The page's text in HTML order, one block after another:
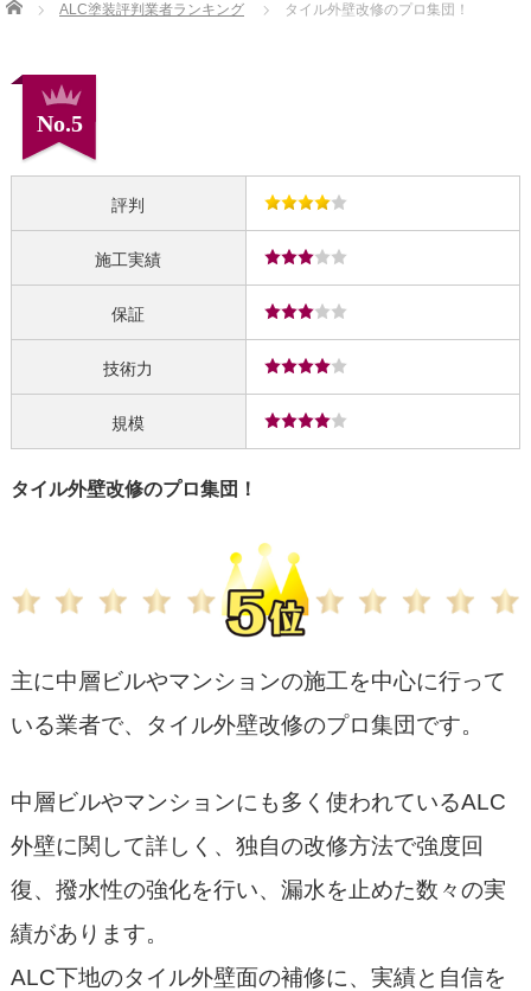
Home ALC塗装評判業者ランキング タイル外壁改修のプロ集団！
No.5
評判
施工実績
保証
技術力
規模
タイル外壁改修のプロ集団！
主に中層ビルやマンションの施工を中心に行って
いる業者で、タイル外壁改修のプロ集団です。
中層ビルやマンションにも多く使われているALC
外壁に関して詳しく、独自の改修方法で強度回
復、撥水性の強化を行い、漏水を止めた数々の実
績があります。
ALC下地のタイル外壁面の補修に、実績と自信を